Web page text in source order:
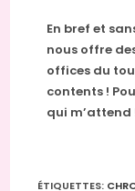
En bref et
nous offre
offices du
contents !
qui m’attend
ÉTIQUETTES: